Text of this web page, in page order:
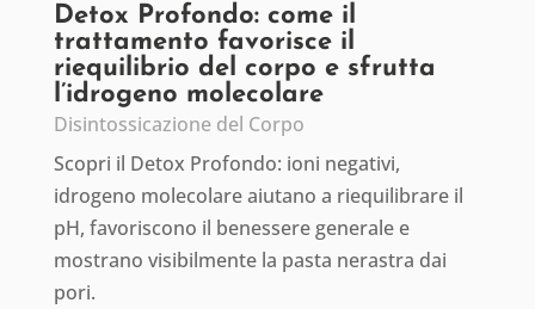
Detox Profondo: come il
trattamento favorisce il
riequilibrio del corpo e sfrutta
l’idrogeno molecolare
Disintossicazione del Corpo
Scopri il Detox Profondo: ioni negativi,
idrogeno molecolare aiutano a riequilibrare il
pH, favoriscono il benessere generale e
mostrano visibilmente la pasta nerastra dai
pori.